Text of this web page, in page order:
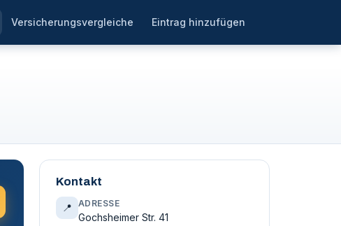
Versicherungsvergleiche Eintrag hinzufügen
Kontakt
📍 ADRESSE
Gochsheimer Str. 41